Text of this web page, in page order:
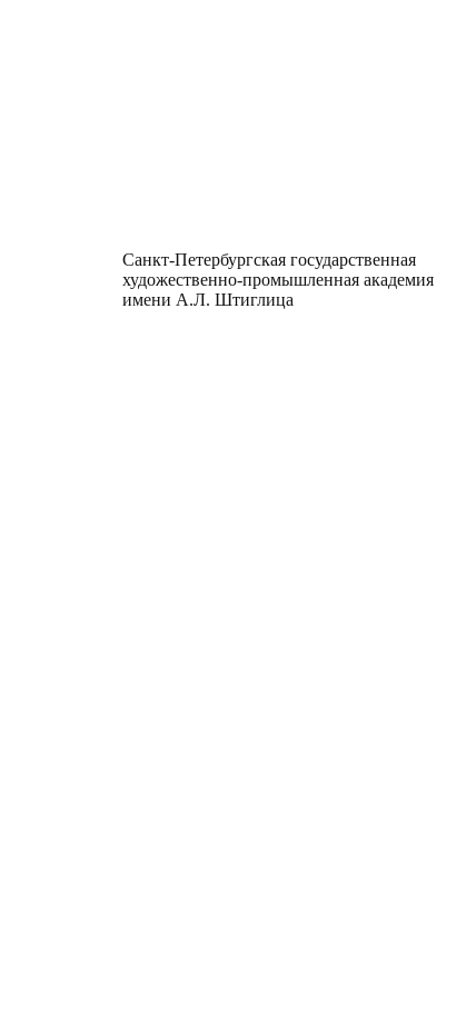
Санкт-Петербургская государственная
художественно-промышленная академия
имени А.Л. Штиглица